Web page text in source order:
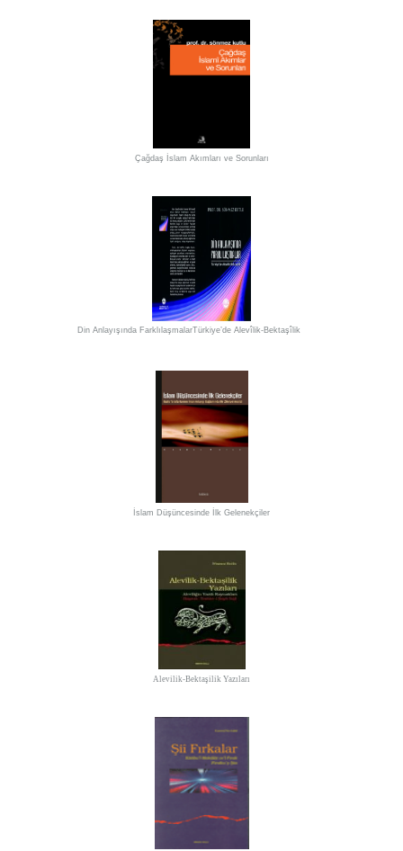
Çağdaş İslam Akımları ve Sorunları
Din Anlayışında FarklılaşmalarTürkiye’de Alevîlik-Bektaşîlik
İslam Düşüncesinde İlk Gelenekçiler
Alevilik-Bektaşilik Yazıları